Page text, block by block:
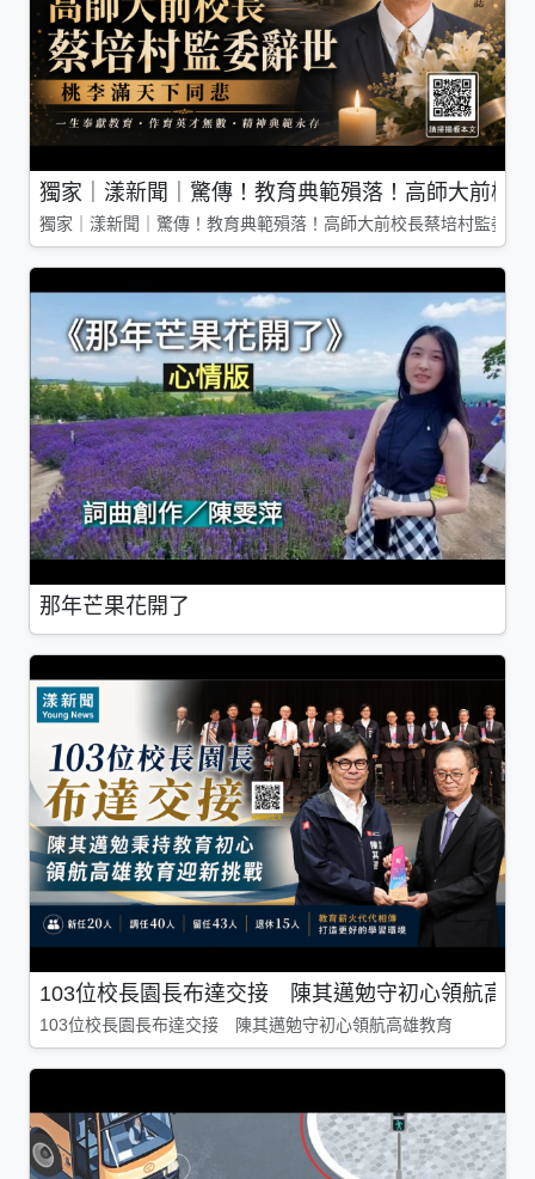
獨家｜漾新聞｜驚傳！教育典範殞落！高師大前校
獨家｜漾新聞｜驚傳！教育典範殞落！高師大前校長蔡培村監委
那年芒果花開了
103位校長園長布達交接 陳其邁勉守初心領航高雄
103位校長園長布達交接 陳其邁勉守初心領航高雄教育